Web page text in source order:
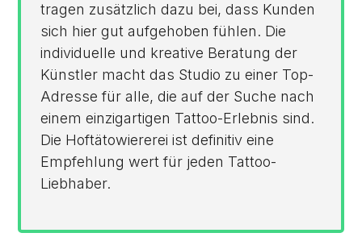
tragen zusätzlich dazu bei, dass Kunden
sich hier gut aufgehoben fühlen. Die
individuelle und kreative Beratung der
Künstler macht das Studio zu einer Top-
Adresse für alle, die auf der Suche nach
einem einzigartigen Tattoo-Erlebnis sind.
Die Hoftätowiererei ist definitiv eine
Empfehlung wert für jeden Tattoo-
Liebhaber.